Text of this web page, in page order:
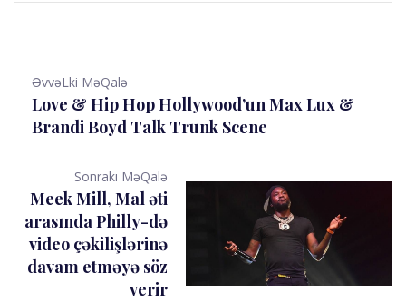
ƏvvəLki MəQalə
Love & Hip Hop Hollywood’un Max Lux &
Brandi Boyd Talk Trunk Scene
Sonrakı MəQalə
Meek Mill, Mal əti
arasında Philly-də
video çəkilişlərinə
davam etməyə söz
verir